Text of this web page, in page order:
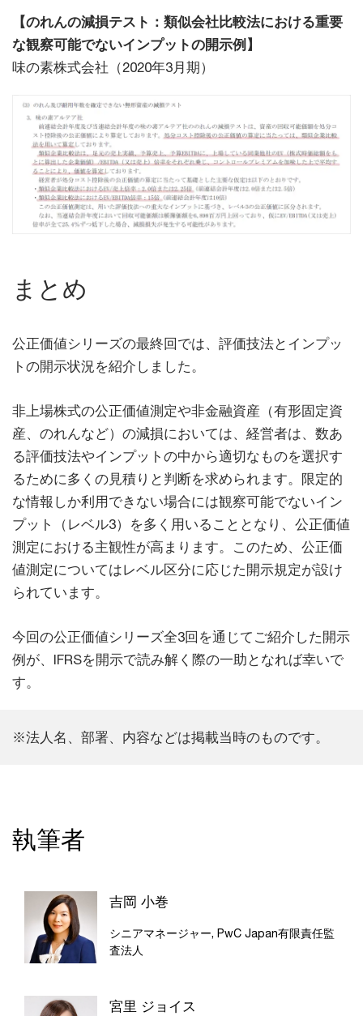
【のれんの減損テスト：類似会社比較法における重要
な観察可能でないインプットの開示例】
味の素株式会社（2020年3月期）
まとめ
公正価値シリーズの最終回では、評価技法とインプッ
トの開示状況を紹介しました。
非上場株式の公正価値測定や非金融資産（有形固定資
産、のれんなど）の減損においては、経営者は、数あ
る評価技法やインプットの中から適切なものを選択す
るために多くの見積りと判断を求められます。限定的
な情報しか利用できない場合には観察可能でないイン
プット（レベル3）を多く用いることとなり、公正価値
測定における主観性が高まります。このため、公正価
値測定についてはレベル区分に応じた開示規定が設け
られています。
今回の公正価値シリーズ全3回を通じてご紹介した開示
例が、IFRSを開示で読み解く際の一助となれば幸いで
す。
※法人名、部署、内容などは掲載当時のものです。
執筆者
吉岡 小巻
シニアマネージャー, PwC Japan有限責任監
査法人
宮里 ジョイス